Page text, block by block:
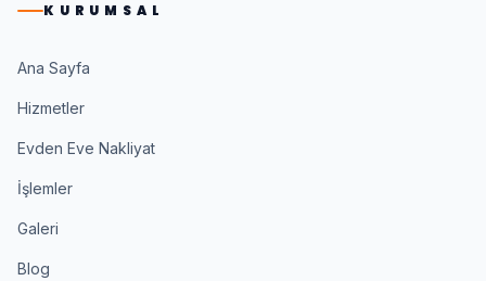
KURUMSAL
Ana Sayfa
Hizmetler
Evden Eve Nakliyat
İşlemler
Galeri
Blog